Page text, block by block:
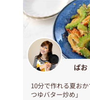
ぱお
10分で作れる夏お
つゆバター炒め」